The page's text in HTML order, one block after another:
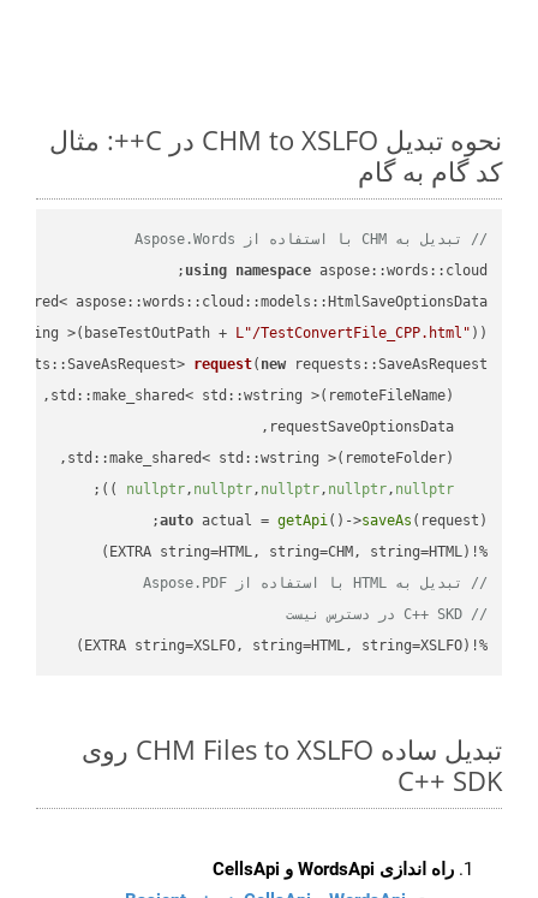
نحوه تبدیل CHM to XSLFO در C++: مثال
کد گام به گام
// تبدیل به CHM با استفاده از Aspose.Words
using namespace aspose::words::cloud;
>(baseTestOutPath + L"/TestConvertFile_CPP.html" ));
request( new
nullptr, nullptr, nullptr, nullptr, nullptr
))
;
auto actual = getApi()->saveAs
%!(EXTRA string=HTML, string=CHM, string=HTML)
// تبدیل به HTML با استفاده از Aspose.PDF
// C++ SKD در دسترس نیست
%!(EXTRA string=XSLFO, string=HTML, string=XSLFO)
تبدیل ساده CHM Files to XSLFO روی
C++ SDK
راه اندازی WordsApi و CellsApi